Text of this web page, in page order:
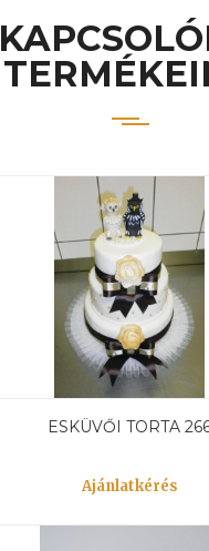
ESKÜVŐI TORTA
Ajánlatkérés